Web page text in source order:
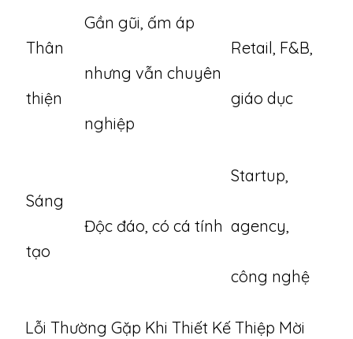
Thân
thiện
Gần gũi, ấm áp
nhưng vẫn chuyên
nghiệp
Retail, F&B,
giáo dục
Sáng
tạo
Độc đáo, có cá tính
Startup,
agency,
công nghệ
Lỗi Thường Gặp Khi Thiết Kế Thiệp Mời